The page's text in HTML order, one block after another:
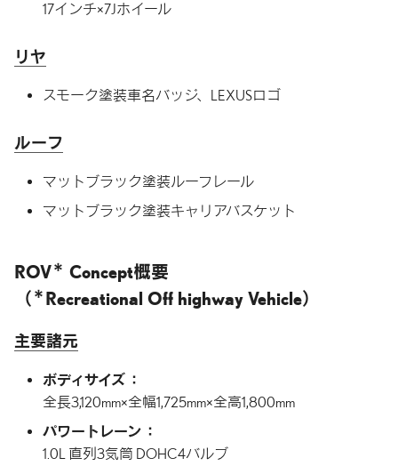
17インチ×7Jホイール
リヤ
スモーク塗装車名バッジ、LEXUSロゴ
ルーフ
マットブラック塗装ルーフレール
マットブラック塗装キャリアバスケット
ROV＊ Concept概要
（ ＊ Recreational Off highway Vehicle）
主要諸元
ボディサイズ
全長3,120mm×全幅1,725mm×全高1,800mm
パワートレーン
1.0L 直列3気筒 DOHC4バルブ